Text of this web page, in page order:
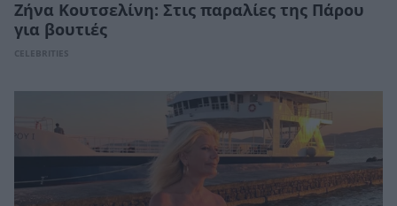
Ζήνα Κουτσελίνη: Στις παραλίες της Πάρου
για βουτιές
CELEBRITIES